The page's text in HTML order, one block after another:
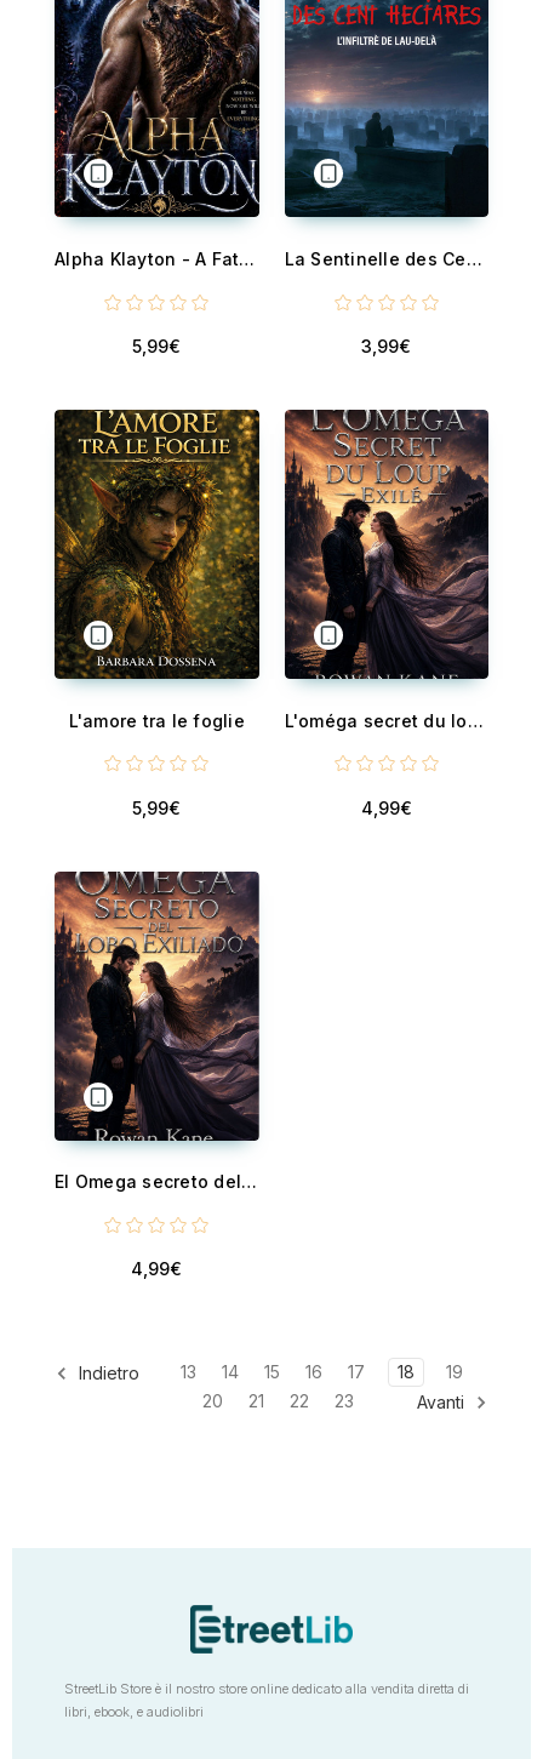
Alpha Klayton - A Fated Mates Shifter Romance
5,99€
La Sentinelle des Cent Hectares
3,99€
L'amore tra le foglie
5,99€
L'oméga secret du loup exilé - Trahis par le sang, unis par le destin
4,99€
El Omega secreto del Lobo Exiliado - Traicionados por la sangre, unidos por el destino
4,99€
Indietro 13 14 15 16 17 18
19
20
21 22 23 Avanti
StreetLib Store è il nostro store online dedicato alla vendita diretta di
libri, ebook, e audiolibri